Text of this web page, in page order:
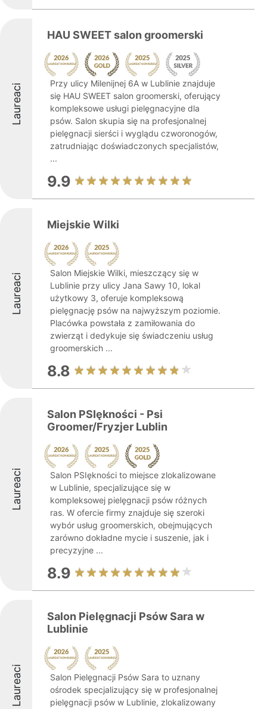
Laureaci
HAU SWEET salon groomerski
Przy ulicy Milenijnej 6A w Lublinie znajduje
się HAU SWEET salon groomerski, oferujący
kompleksowe usługi pielęgnacyjne dla
psów. Salon skupia się na profesjonalnej
pielęgnacji sierści i wyglądu czworonogów,
zatrudniając doświadczonych specjalistów,
...
9.9
Laureaci
Miejskie Wilki
Salon Miejskie Wilki, mieszczący się w
Lublinie przy ulicy Jana Sawy 10, lokal
użytkowy 3, oferuje kompleksową
pielęgnację psów na najwyższym poziomie.
Placówka powstała z zamiłowania do
zwierząt i dedykuje się świadczeniu usług
groomerskich ...
8.8
Laureaci
Salon PSIękności - Psi
Groomer/Fryzjer Lublin
Salon PSIękności to miejsce zlokalizowane
w Lublinie, specjalizujące się w
kompleksowej pielęgnacji psów różnych
ras. W ofercie firmy znajduje się szeroki
wybór usług groomerskich, obejmujących
zarówno dokładne mycie i suszenie, jak i
precyzyjne ...
8.9
Laureaci
Salon Pielęgnacji Psów Sara w
Lublinie
Salon Pielęgnacji Psów Sara to uznany
ośrodek specjalizujący się w profesjonalnej
pielęgnacji psów w Lublinie, zlokalizowany